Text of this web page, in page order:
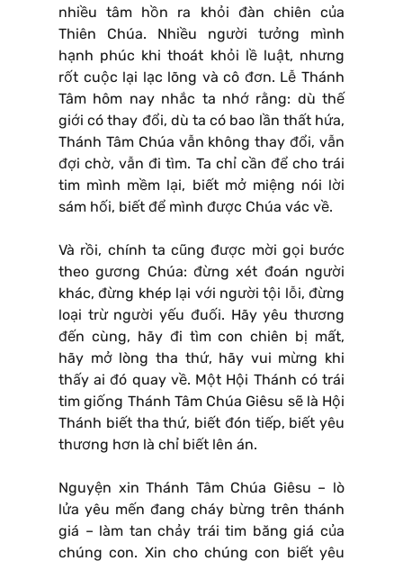
nhiều tâm hồn ra khỏi đàn chiên của
Thiên Chúa. Nhiều người tưởng mình
hạnh phúc khi thoát khỏi lề luật, nhưng
rốt cuộc lại lạc lõng và cô đơn. Lễ Thánh
Tâm hôm nay nhắc ta nhớ rằng: dù thế
giới có thay đổi, dù ta có bao lần thất hứa,
Thánh Tâm Chúa vẫn không thay đổi, vẫn
đợi chờ, vẫn đi tìm. Ta chỉ cần để cho trái
tim mình mềm lại, biết mở miệng nói lời
sám hối, biết để mình được Chúa vác về.
Và rồi, chính ta cũng được mời gọi bước
theo gương Chúa: đừng xét đoán người
khác, đừng khép lại với người tội lỗi, đừng
loại trừ người yếu đuối. Hãy yêu thương
đến cùng, hãy đi tìm con chiên bị mất,
hãy mở lòng tha thứ, hãy vui mừng khi
thấy ai đó quay về. Một Hội Thánh có trái
tim giống Thánh Tâm Chúa Giêsu sẽ là Hội
Thánh biết tha thứ, biết đón tiếp, biết yêu
thương hơn là chỉ biết lên án.
Nguyện xin Thánh Tâm Chúa Giêsu – lò
lửa yêu mến đang cháy bừng trên thánh
giá – làm tan chảy trái tim băng giá của
chúng con. Xin cho chúng con biết yêu